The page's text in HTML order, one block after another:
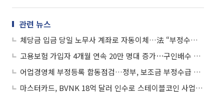
관련 뉴스
체당금 입금 당일 노무사 계좌로 자동이체…法 “부정수급으로 보기 어려워”
고용보험 가입자 4개월 연속 20만 명대 증가⋯구인배수 2개월 연속 상승
어업경영체 부정등록 합동점검…정부, 보조금 부정수급 엄정 대응
마스터카드, BVNK 18억 달러 인수로 스테이블코인 사업 본격 확장